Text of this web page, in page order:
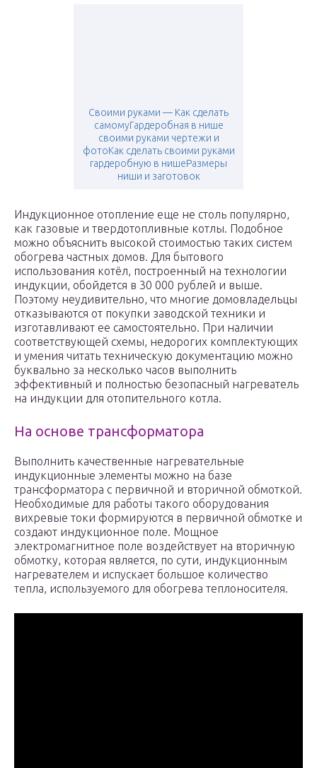
Своими руками — Как сделать
самомуГардеробная в нише
своими руками чертежи и
фотоКак сделать своими руками
гардеробную в нишеРазмеры
ниши и заготовок
Индукционное отопление еще не столь популярно,
как газовые и твердотопливные котлы. Подобное
можно объяснить высокой стоимостью таких систем
обогрева частных домов. Для бытового
использования котёл, построенный на технологии
индукции, обойдется в 30 000 рублей и выше.
Поэтому неудивительно, что многие домовладельцы
отказываются от покупки заводской техники и
изготавливают ее самостоятельно. При наличии
соответствующей схемы, недорогих комплектующих
и умения читать техническую документацию можно
буквально за несколько часов выполнить
эффективный и полностью безопасный нагреватель
на индукции для отопительного котла.
На основе трансформатора
Выполнить качественные нагревательные
индукционные элементы можно на базе
трансформатора с первичной и вторичной обмоткой.
Необходимые для работы такого оборудования
вихревые токи формируются в первичной обмотке и
создают индукционное поле. Мощное
электромагнитное поле воздействует на вторичную
обмотку, которая является, по сути, индукционным
нагревателем и испускает большое количество
тепла, используемого для обогрева теплоносителя.